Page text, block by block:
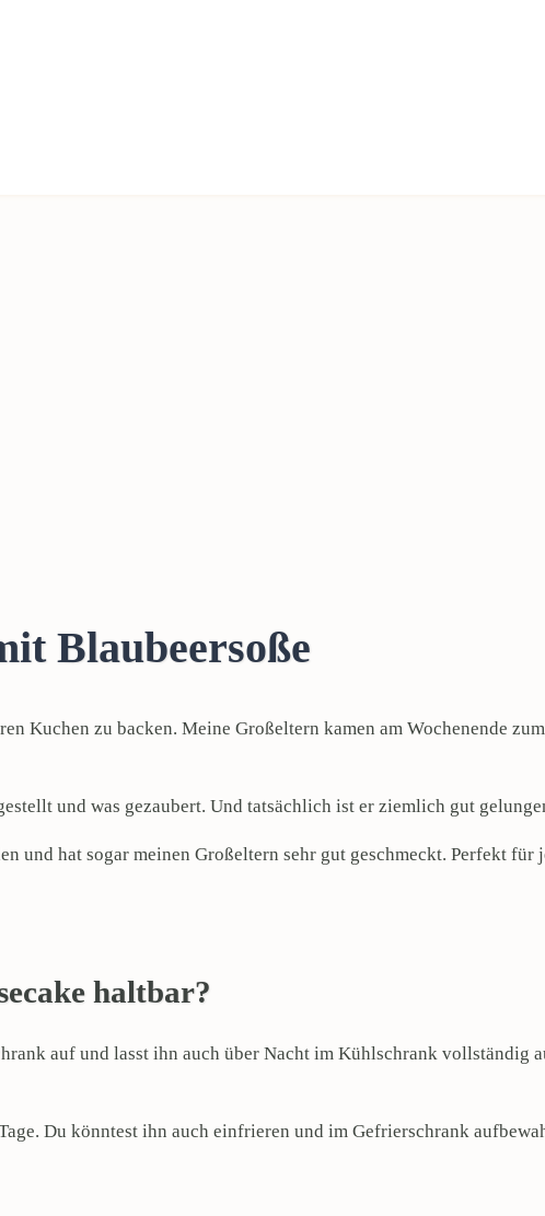
Blaubeersoße
Kuchen zu backen. Meine Großeltern kamen am Wochenende
und was gezaubert. Und tatsächlich ist er ziemlich gut
und hat sogar meinen Großeltern sehr gut geschmeckt. Perfekt für
haltbar?
auf und lasst ihn auch über Nacht im Kühlschrank vollständig
Du könntest ihn auch einfrieren und im Gefrierschrank